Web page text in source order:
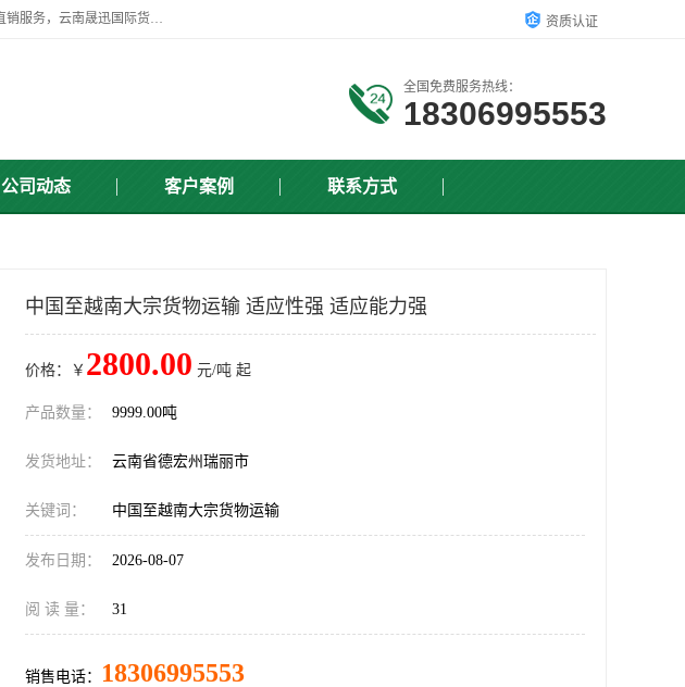
云南晟迅国际货运代理有限公司提供瑞丽口岸、磨憨口岸、腾冲口岸报关、报检，缅甸、老挝物流清关报价、价格、厂家直销服务，云南晟迅国际货运代理有限公司，由一支精通业务、经验丰富、责任心强的专业团队组建于,云南晟迅国际货运代理有限公司商铺。 资质认证
全国免费服务热线：
18306995553
公司动态 客户案例 联系方式
中国至越南大宗货物运输 适应性强 适应能力强
价格：￥ 2800.00 元/吨 起
产品数量： 9999.00吨
发货地址： 云南省德宏州瑞丽市
关键词： 中国至越南大宗货物运输
发布日期： 2026-08-07
阅 读 量： 31
销售电话： 18306995553